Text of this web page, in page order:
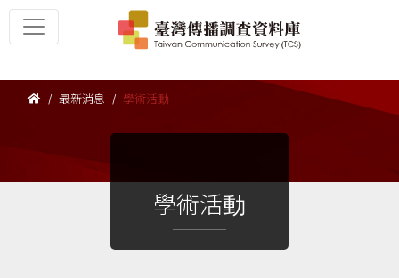
最新消息 學術活動
學術活動